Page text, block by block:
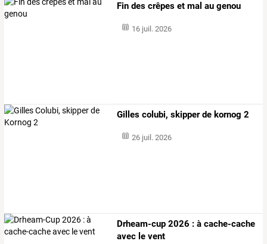
Fin des crêpes et mal au genou
16 juil. 2026
Gilles colubi, skipper de kornog 2
26 juil. 2026
Drheam-cup 2026 : à cache-cache
avec le vent